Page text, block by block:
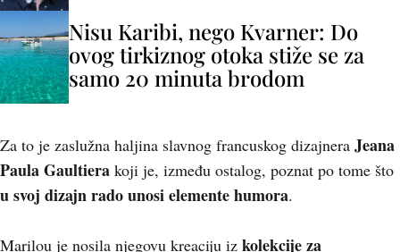
Nisu Karibi, nego Kvarner: Do
ovog tirkiznog otoka stiže se za
samo 20 minuta brodom
Za to je zaslužna haljina slavnog francuskog dizajnera Jeana
Paula Gaultiera koji je, između ostalog, poznat po tome što
u svoj dizajn rado unosi elemente humora.
Marilou je nosila njegovu kreaciju iz kolekcije za